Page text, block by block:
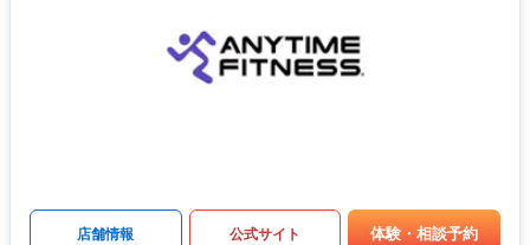
店舗情報 公式サイト 体験・相談予約